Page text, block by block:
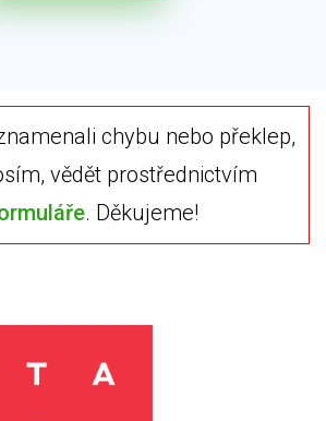
chybu nebo překlep,
vědět prostřednictvím
. Děkujeme!